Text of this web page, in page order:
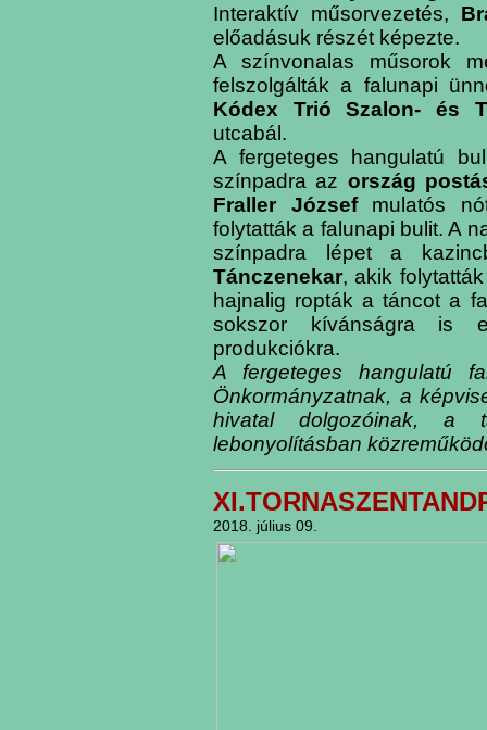
Interaktív műsorvezetés,
előadásuk részét képezte.
A színvonalas műsorok
felszolgálták a falunapi
Kódex Trió Szalon- és
utcabál.
A fergeteges hangulatú
színpadra az ország
Fraller Józsefmulatós
folytatták a falunapi bulit. A
színpadra lépet a
Tánczenekar, akik
hajnalig ropták a táncot a
sokszor kívánságra is
produkciókra.
A fergeteges hangulatú
Önkormányzatnak, a
hivatal dolgozóinak, a
lebonyolításban
2018. július 09.